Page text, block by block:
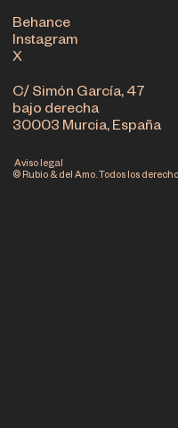
C/ Simón García, 47
bajo derecha
30003 Murcia, España
Behance
Instagram
X
© Rubio & del Amo. Todos los
Aviso legal